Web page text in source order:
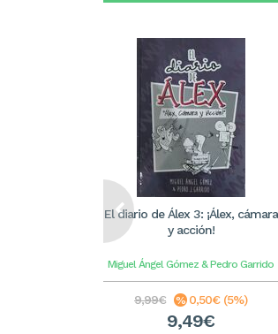
El diario de Álex 3: ¡Álex, cámara
y acción!
Miguel Ángel Gómez & Pedro Garrido
9,99€ 0,50€ (5%)
9,49€